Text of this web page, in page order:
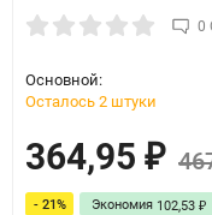
0
Основной:
Осталось 2 штуки
364,95 ₽
- 21% Экономия 102,53 ₽